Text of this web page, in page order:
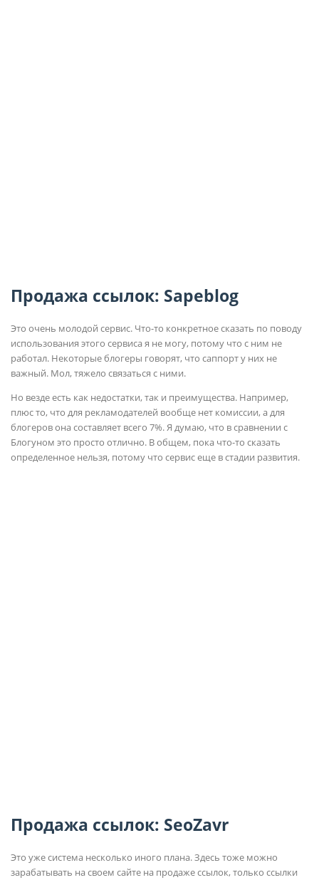
Продажа ссылок: Sapeblog
Это очень молодой сервис. Что-то конкретное сказать по поводу
использования этого сервиса я не могу, потому что с ним не
работал. Некоторые блогеры говорят, что саппорт у них не
важный. Мол, тяжело связаться с ними.
Но везде есть как недостатки, так и преимущества. Например,
плюс то, что для рекламодателей вообще нет комиссии, а для
блогеров она составляет всего 7%. Я думаю, что в сравнении с
Блогуном это просто отлично. В общем, пока что-то сказать
определенное нельзя, потому что сервис еще в стадии развития.
Продажа ссылок: SeoZavr
Это уже система несколько иного плана. Здесь тоже можно
зарабатывать на своем сайте на продаже ссылок, только ссылки